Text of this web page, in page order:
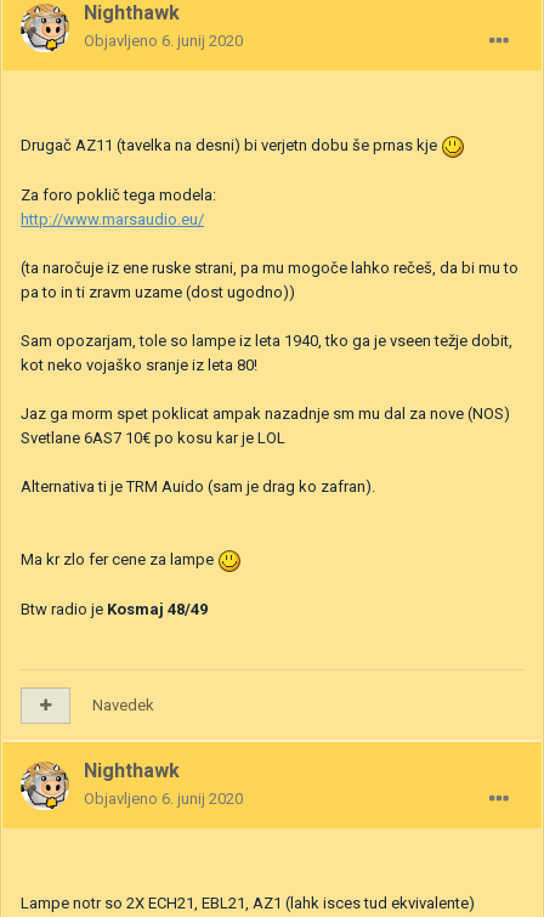
Nighthawk
Objavljeno 6. junij 2020
Drugač AZ11 (tavelka na desni) bi verjetn dobu še prnas kje
Za foro poklič tega modela:
http://www.marsaudio.eu/
(ta naročuje iz ene ruske strani, pa mu mogoče lahko rečeš, da bi mu to
pa to in ti zravm uzame (dost ugodno))
Sam opozarjam, tole so lampe iz leta 1940, tko ga je vseen težje dobit,
kot neko vojaško sranje iz leta 80!
Jaz ga morm spet poklicat ampak nazadnje sm mu dal za nove (NOS)
Svetlane 6AS7 10€ po kosu kar je LOL
Alternativa ti je TRM Auido (sam je drag ko zafran).
Ma kr zlo fer cene za lampe
Btw radio je Kosmaj 48/49
Navedek
Nighthawk
Objavljeno 6. junij 2020
Lampe notr so 2X ECH21, EBL21, AZ1 (lahk isces tud ekvivalente)